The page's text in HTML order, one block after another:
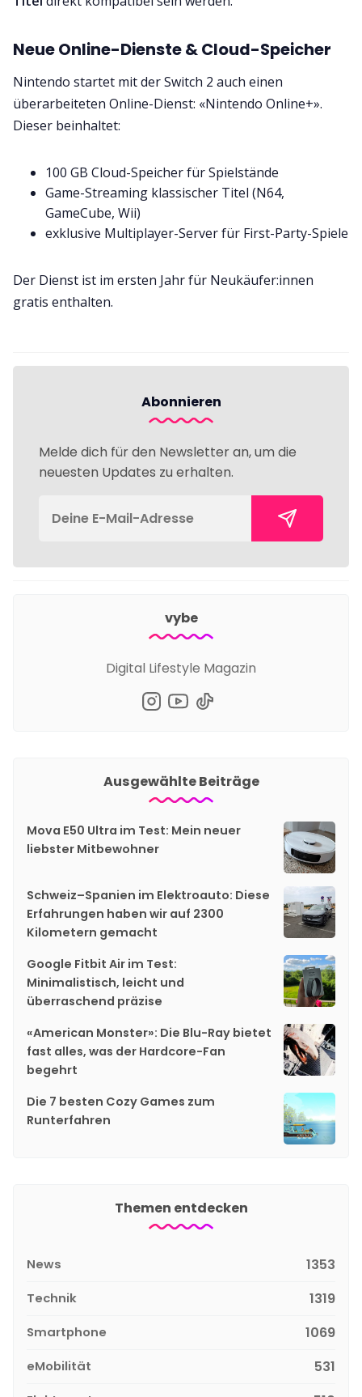
Neue Online-Dienste & Cloud-Speicher
Nintendo startet mit der Switch 2 auch einen
überarbeiteten Online-Dienst: «Nintendo Online+».
Dieser beinhaltet:
100 GB Cloud-Speicher für Spielstände
Game-Streaming klassischer Titel (N64,
GameCube, Wii)
exklusive Multiplayer-Server für First-Party-Spiele
Der Dienst ist im ersten Jahr für Neukäufer:innen
gratis enthalten.
Abonnieren
Melde dich für den Newsletter an, um die
neuesten Updates zu erhalten.
vybe
Digital Lifestyle Magazin
Ausgewählte Beiträge
Mova E50 Ultra im Test: Mein neuer
liebster Mitbewohner
Schweiz–Spanien im Elektroauto: Diese
Erfahrungen haben wir auf 2300
Kilometern gemacht
Google Fitbit Air im Test:
Minimalistisch, leicht und
überraschend präzise
«American Monster»: Die Blu-Ray bietet
fast alles, was der Hardcore-Fan
begehrt
Die 7 besten Cozy Games zum
Runterfahren
Themen entdecken
News 1353
Technik 1319
Smartphone 1069
eMobilität 531